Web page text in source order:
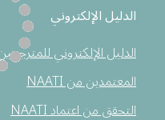
الدليل الإلكتروني
الدليل الإلكتروني
المعتمدين من NAATI
التحقق من اعتماد NAATI